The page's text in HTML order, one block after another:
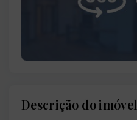
Descrição do imóvel